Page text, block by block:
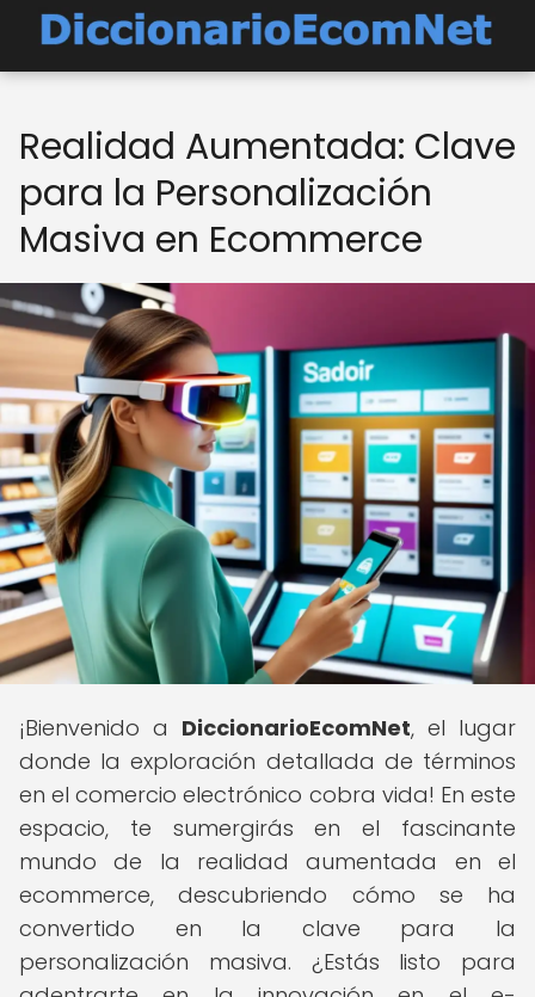
Realidad Aumentada: Clave
para la Personalización
Masiva en Ecommerce
¡Bienvenido a DiccionarioEcomNet, el lugar
donde la exploración detallada de términos
en el comercio electrónico cobra vida! En este
espacio, te sumergirás en el fascinante
mundo de la realidad aumentada en el
ecommerce, descubriendo cómo se ha
convertido en la clave para la
personalización masiva. ¿Estás listo para